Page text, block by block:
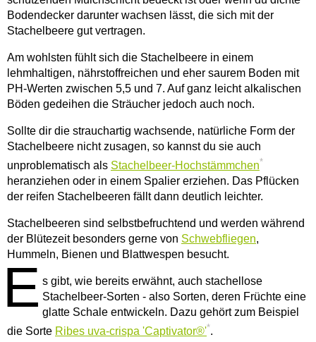
Bodendecker darunter wachsen lässt, die sich mit der
Stachelbeere gut vertragen.
Am wohlsten fühlt sich die Stachelbeere in einem
lehmhaltigen, nährstoffreichen und eher saurem Boden mit
PH-Werten zwischen 5,5 und 7. Auf ganz leicht alkalischen
Böden gedeihen die Sträucher jedoch auch noch.
Sollte dir die strauchartig wachsende, natürliche Form der
Stachelbeere nicht zusagen, so kannst du sie auch
unproblematisch als Stachelbeer-Hochstämmchen*
heranziehen oder in einem Spalier erziehen. Das Pflücken
der reifen Stachelbeeren fällt dann deutlich leichter.
Stachelbeeren sind selbstbefruchtend und werden während
der Blütezeit besonders gerne von Schwebfliegen,
Hummeln, Bienen und Blattwespen besucht.
E s gibt, wie bereits erwähnt, auch stachellose
Stachelbeer-Sorten - also Sorten, deren Früchte eine
glatte Schale entwickeln. Dazu gehört zum Beispiel
die Sorte Ribes uva-crispa 'Captivator®'*.